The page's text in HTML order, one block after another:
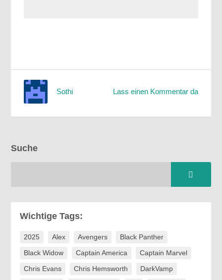
Lass einen Kommentar da
Sothi
Suche
Wichtige Tags:
2025 Alex Avengers
Black Panther
Black Widow
Captain America
Captain Marvel
Chris Evans
Chris Hemsworth
DarkVamp